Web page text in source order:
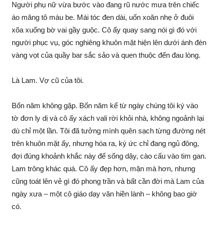
Người phụ nữ vừa bước vào đang rũ nước mưa trên chiếc
áo măng tô màu be. Mái tóc đen dài, uốn xoăn nhẹ ở đuôi
xõa xuống bờ vai gầy guộc. Cô ấy quay sang nói gì đó với
người phục vụ, góc nghiêng khuôn mặt hiện lên dưới ánh đèn
vàng vọt của quầy bar sắc sảo và quen thuộc đến đau lòng.
Là Lam. Vợ cũ của tôi.
Bốn năm không gặp. Bốn năm kể từ ngày chúng tôi ký vào
tờ đơn ly dị và cô ấy xách vali rời khỏi nhà, không ngoảnh lại
dù chỉ một lần. Tôi đã tưởng mình quên sạch từng đường nét
trên khuôn mặt ấy, nhưng hóa ra, ký ức chỉ đang ngủ đông,
đợi đúng khoảnh khắc này để sống dậy, cào cấu vào tim gan.
Lam trông khác quá. Cô ấy đẹp hơn, mặn mà hơn, nhưng
cũng toát lên vẻ gì đó phong trần và bất cần đời mà Lam của
ngày xưa – một cô giáo dạy văn hiền lành – không bao giờ
có.